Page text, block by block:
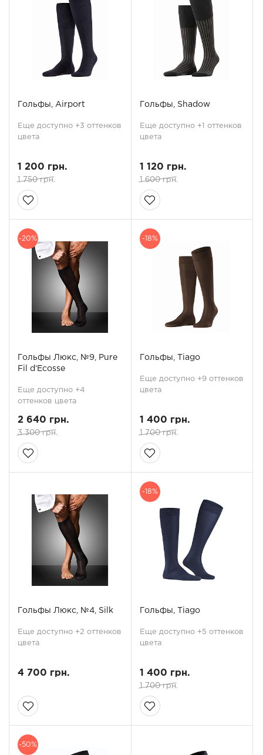
Гольфы, Airport
Еще доступно +3 оттенков
цвета
1 200 грн.
1 750 грн.
Гольфы, Shadow
Еще доступно +1 оттенков
цвета
1 120 грн.
1 600 грн.
-20%
Гольфы Люкс, №9, Pure
Fil d‘Ecosse
Еще доступно +4
оттенков цвета
2 640 грн.
3 300 грн.
-18%
Гольфы, Tiago
Еще доступно +9 оттенков
цвета
1 400 грн.
1 700 грн.
Гольфы Люкс, №4, Silk
Еще доступно +2 оттенков
цвета
4 700 грн.
-18%
Гольфы, Tiago
Еще доступно +5 оттенков
цвета
1 400 грн.
1 700 грн.
-50%